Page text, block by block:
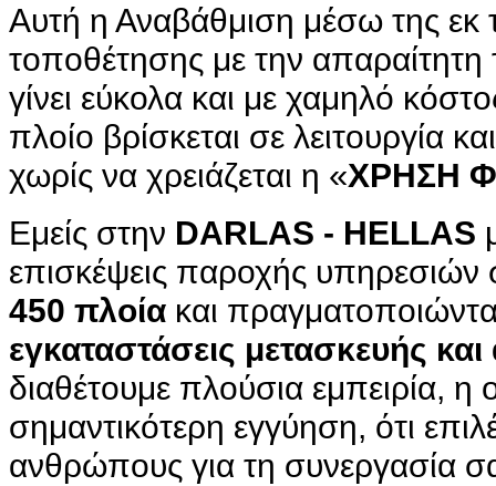
Αυτή η Αναβάθμιση μέσω της εκ
τοποθέτησης με την
γίνει εύκολα και με χαμηλό
πλοίο βρίσκεται σε λειτουργία
χωρίς να χρειάζεται η «ΧΡΗΣΗ
Εμείς στην DARLAS - HELLAS
επισκέψεις παροχής
450 πλοία και
εγκαταστάσεις μετασκευής
διαθέτουμε πλούσια εμπειρία, η
σημαντικότερη εγγύηση, ότι
ανθρώπους για τη συνεργασία